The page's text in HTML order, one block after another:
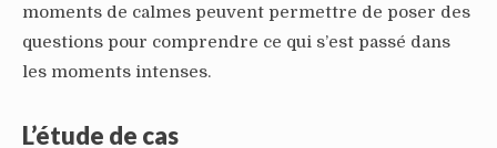
moments de calmes peuvent permettre de poser des
questions pour comprendre ce qui s’est passé dans
les moments intenses.
L’étude de cas